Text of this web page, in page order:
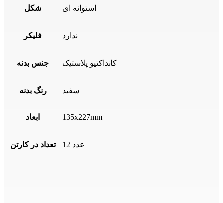
شکل استوانه ای
فلیکر ندارد
جنس بدنه کانداکتیو پلاستیک
رنگ بدنه سفید
ابعاد 135x227mm
تعداد در کارتن 12 عدد